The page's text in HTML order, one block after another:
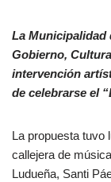
La Municipalidad
Gobierno,
intervención
de celebrarse el
La propuesta tuvo
callejera de
Ludueña, Santi